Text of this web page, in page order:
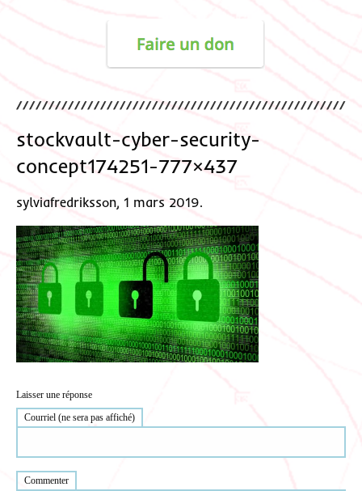
stockvault-cyber-security-
concept174251-777×437
sylviafredriksson, 1 mars 2019.
Laisser une réponse
Courriel (ne sera pas affiché)
Commenter